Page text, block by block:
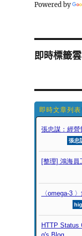
Powered by
即時標籤雲